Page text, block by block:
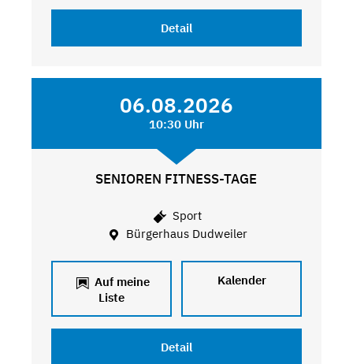
Detail
06.08.2026
10:30 Uhr
SENIOREN FITNESS-TAGE
Sport
Bürgerhaus Dudweiler
Auf meine
Liste
Kalender
Detail